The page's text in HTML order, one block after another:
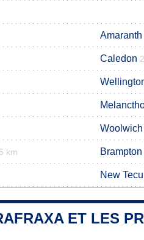
Amaranth
Caledon
Woolwich
km Brampton
New
ET LES